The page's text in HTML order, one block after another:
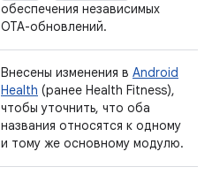
обеспечения независимых
OTA-обновлений.
Внесены изменения в Android
Health (ранее Health Fitness),
чтобы уточнить, что оба
названия относятся к одному
и тому же основному модулю.